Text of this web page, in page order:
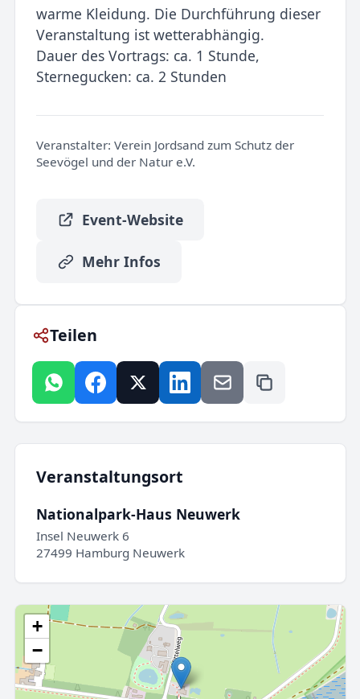
warme Kleidung. Die Durchführung dieser
Veranstaltung ist wetterabhängig.
Dauer des Vortrags: ca. 1 Stunde,
Sternegucken: ca. 2 Stunden
Veranstalter: Verein Jordsand zum Schutz der
Seevögel und der Natur e.V.
Event-Website
Mehr Infos
Teilen
Veranstaltungsort
Nationalpark-Haus Neuwerk
Insel Neuwerk 6
27499 Hamburg Neuwerk
+
−